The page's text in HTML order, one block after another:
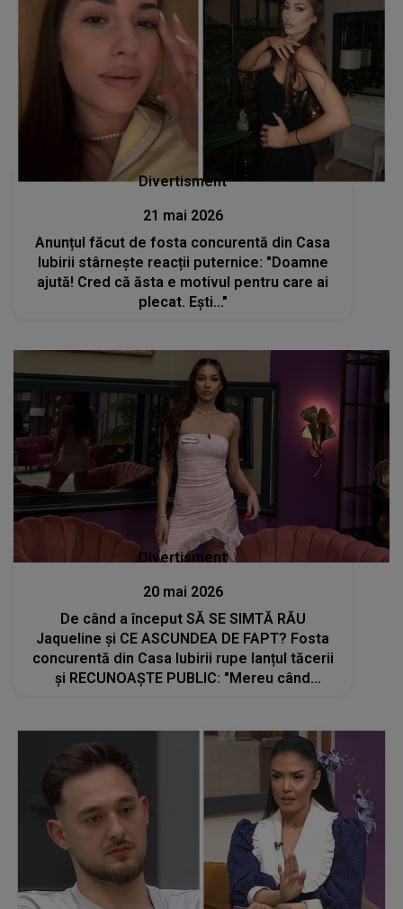
Divertisment
21 mai 2026
Anunțul făcut de fosta concurentă din Casa
Iubirii stârnește reacții puternice: "Doamne
ajută! Cred că ăsta e motivul pentru care ai
plecat. Ești..."
Divertisment
20 mai 2026
De când a început SĂ SE SIMTĂ RĂU
Jaqueline și CE ASCUNDEA DE FAPT? Fosta
concurentă din Casa Iubirii rupe lanțul tăcerii
și RECUNOAȘTE PUBLIC: "Mereu când